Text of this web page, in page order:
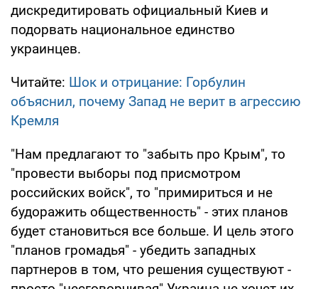
дискредитировать официальный Киев и
подорвать национальное единство
украинцев.
Читайте: Шок и отрицание: Горбулин
объяснил, почему Запад не верит в агрессию
Кремля
"Нам предлагают то "забыть про Крым", то
"провести выборы под присмотром
российских войск", то "примириться и не
будоражить общественность" - этих планов
будет становиться все больше. И цель этого
"планов громадья" - убедить западных
партнеров в том, что решения существуют -